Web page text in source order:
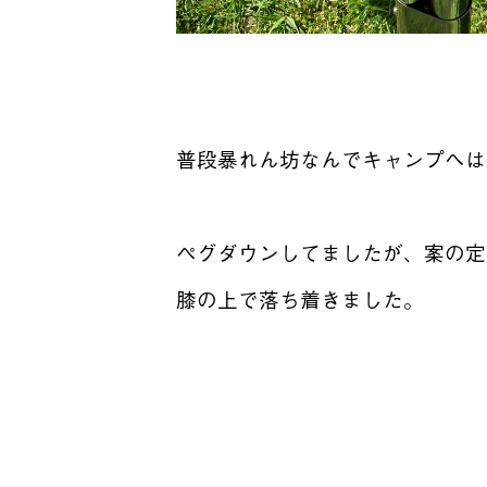
普段暴れん坊なんでキャンプへ
ペグダウンしてましたが、案の
膝の上で落ち着きました。